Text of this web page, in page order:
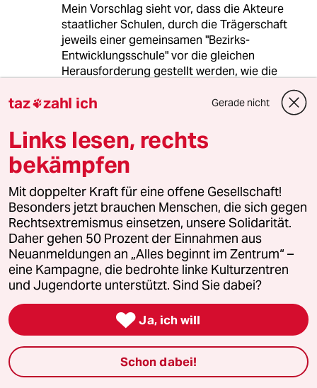
Mein Vorschlag sieht vor, dass die Akteure
staatlicher Schulen, durch die Trägerschaft
jeweils einer gemeinsamen "Bezirks-
Entwicklungsschule" vor die gleichen
Herausforderung gestellt werden, wie die
Akteutre von Privaten Schulen. Sie verfügten
damit über einen
praktischen, offenen und selbstbestimmten
Schul-Refferenz-Rahmen mit größter
Kompatibilität zu allen relevanten
Handlungsfeldern und Institutionen.
Die "Bezirks-Entwicklungsschule" könnte
zugleich die Funktion einer "One step Agency"
übernehmen, bei PPP-Angebote an Schulen
und beispielsweise, ausgestattet mit
entsprechendem Fachpersonal, eine zentrale
Beratung, Auswahl oder Empfehlung
vornehmen.
Cradle to Cradle Design-Schule
Im Hinblick auf den zu erwartenden Ansturms
auf die Unis in Berlin, duch die Aussetzung der
Wehrpflicht und
taz zahl ich Gerade nicht
Links lesen, rechts
bekämpfen
Mit doppelter Kraft für eine offene Gesellschaft!
Besonders jetzt brauchen Menschen, die sich gegen
Rechtsextremismus einsetzen, unsere Solidarität.
Daher gehen 50 Prozent der Einnahmen aus
Neuanmeldungen an „Alles beginnt im Zentrum“ –
eine Kampagne, die bedrohte linke Kulturzentren
und Jugendorte unterstützt. Sind Sie dabei?
 Ja, ich will
Schon dabei!